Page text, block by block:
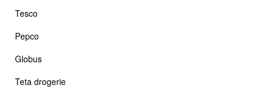
Tesco
Pepco
Globus
Teta drogerie